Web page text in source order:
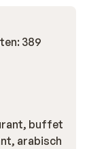
389
buffet
arabisch